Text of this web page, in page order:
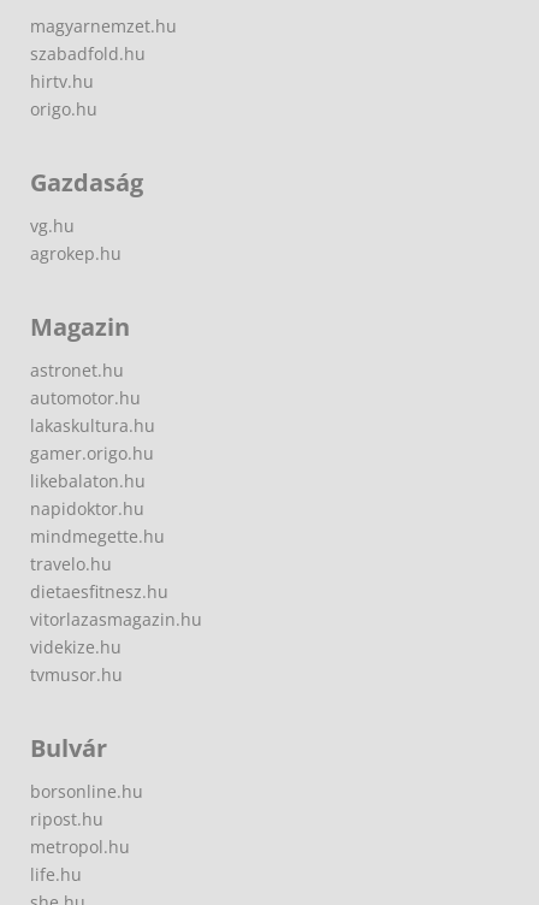
magyarnemzet.hu
szabadfold.hu
hirtv.hu
origo.hu
Gazdaság
vg.hu
agrokep.hu
Magazin
astronet.hu
automotor.hu
lakaskultura.hu
gamer.origo.hu
likebalaton.hu
napidoktor.hu
mindmegette.hu
travelo.hu
dietaesfitnesz.hu
vitorlazasmagazin.hu
videkize.hu
tvmusor.hu
Bulvár
borsonline.hu
ripost.hu
metropol.hu
life.hu